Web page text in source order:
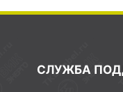
СЛУЖБА